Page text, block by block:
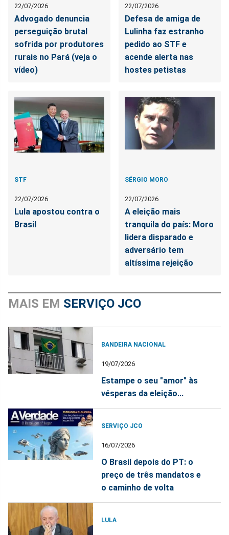
22/07/2026
Advogado denuncia
perseguição brutal
sofrida por produtores
rurais no Pará (veja o
vídeo)
22/07/2026
Defesa de amiga de
Lulinha faz estranho
pedido ao STF e
acende alerta nas
hostes petistas
STF
22/07/2026
Lula apostou contra o
Brasil
SÉRGIO MORO
22/07/2026
A eleição mais
tranquila do país: Moro
lidera disparado e
adversário tem
altíssima rejeição
MAIS EM SERVIÇO JCO
BANDEIRA NACIONAL
19/07/2026
Estampe o seu "amor" às
vésperas da eleição...
SERVIÇO JCO
16/07/2026
O Brasil depois do PT: o
preço de três mandatos e
o caminho de volta
LULA